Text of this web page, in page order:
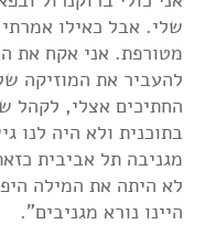
שלי. אבל כאילו
מטורפת. אני אקח את
להעביר את המוזיקה
החתיכים אצלי, לקהל
בתוכנית ולא היה לנו
מגניבה תל אביבית
לא היתה את המילה
היינו נורא מגניבים".